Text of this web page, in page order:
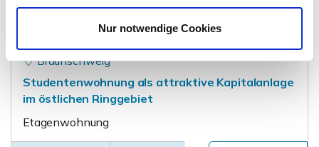
Nur notwendige Cookies
Braunschweig
Studentenwohnung als attraktive Kapitalanlage
im östlichen Ringgebiet
Etagenwohnung